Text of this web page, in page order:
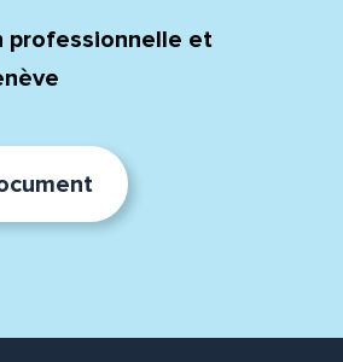
professionnelle et